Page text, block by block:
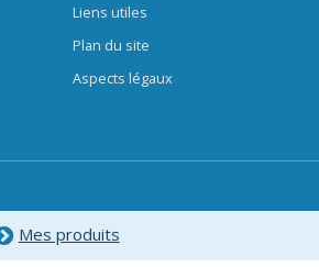
Liens utiles
Plan du site
Aspects légaux
Mes produits